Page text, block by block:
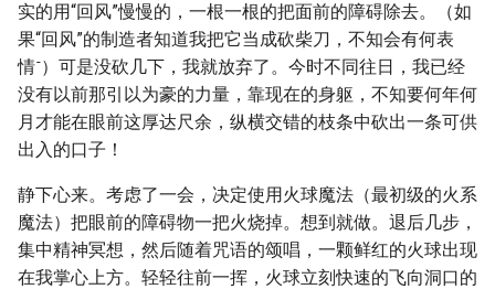
实的用“回风”慢慢的，一根一根的把面前的障碍除去。（如
果“回风”的制造者知道我把它当成砍柴刀，不知会有何表
情-）可是没砍几下，我就放弃了。今时不同往日，我已经
没有以前那引以为豪的力量，靠现在的身躯，不知要何年何
月才能在眼前这厚达尺余，纵横交错的枝条中砍出一条可供
出入的口子！
静下心来。考虑了一会，决定使用火球魔法（最初级的火系
魔法）把眼前的障碍物一把火烧掉。想到就做。退后几步，
集中精神冥想，然后随着咒语的颂唱，一颗鲜红的火球出现
在我掌心上方。轻轻往前一挥，火球立刻快速的飞向洞口的